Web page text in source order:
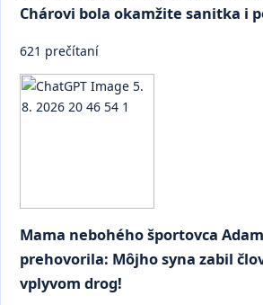
Chárovi bola okamžite sanitka i
621 prečítaní
Mama nebohého športovca
prehovorila: Môjho syna zabil
vplyvom drog!